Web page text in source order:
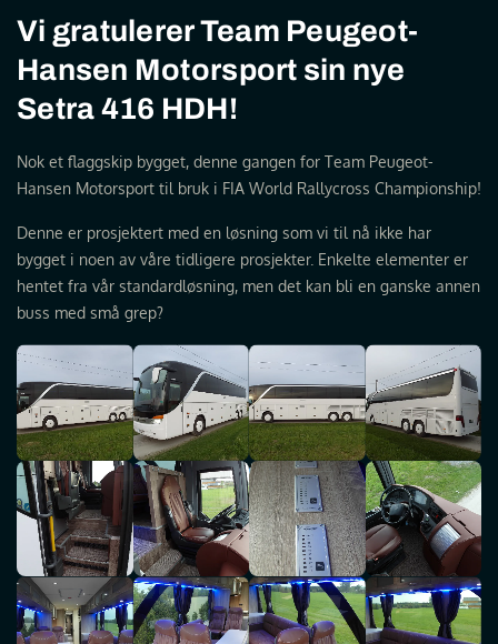
Vi gratulerer Team Peugeot-
Hansen Motorsport sin nye
Setra 416 HDH!
Nok et flaggskip bygget, denne gangen for Team Peugeot-
Hansen Motorsport til bruk i FIA World Rallycross Championship!
Denne er prosjektert med en løsning som vi til nå ikke har
bygget i noen av våre tidligere prosjekter. Enkelte elementer er
hentet fra vår standardløsning, men det kan bli en ganske annen
buss med små grep?